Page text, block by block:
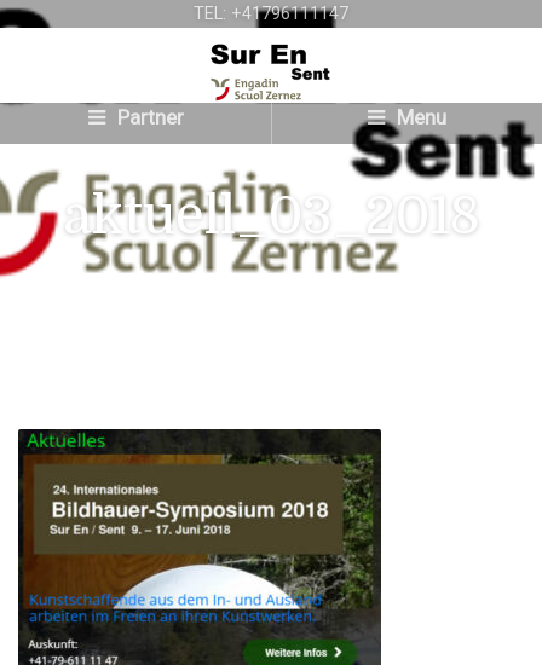
TEL: +41796111147
Partner Menu
aktuell_03_2018